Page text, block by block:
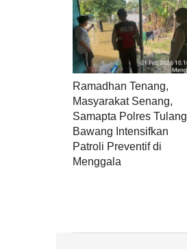
Ramadhan Tenang,
Masyarakat Senang,
Samapta Polres Tulang
Bawang Intensifkan
Patroli Preventif di
Menggala